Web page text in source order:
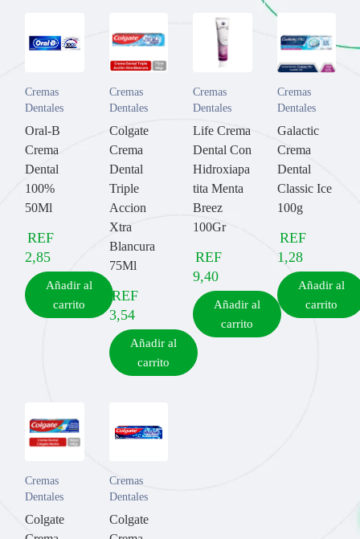
Cremas
Dentales
Oral-B
Crema
Dental
100%
50Ml
REF
2,85
Añadir al
carrito
Cremas
Dentales
Colgate
Crema
Dental
Triple
Accion
Xtra
Blancura
75Ml
REF
3,54
Añadir al
carrito
Cremas
Dentales
Life Crema
Dental Con
Hidroxiapa
tita Menta
Breez
100Gr
REF
9,40
Añadir al
carrito
Cremas
Dentales
Galactic
Crema
Dental
Classic Ice
100g
REF
1,28
Añadir al
carrito
Cremas
Dentales
Colgate
Cremas
Dentales
Colgate